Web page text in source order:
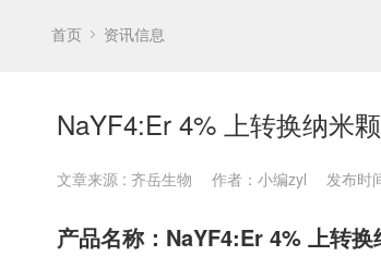
首页 资讯信息
NaYF4:Er 4% 上转换纳米
文章来源 : 齐岳生物 作者：小编zyl 发布时
产品名称：NaYF4:Er 4% 上转换